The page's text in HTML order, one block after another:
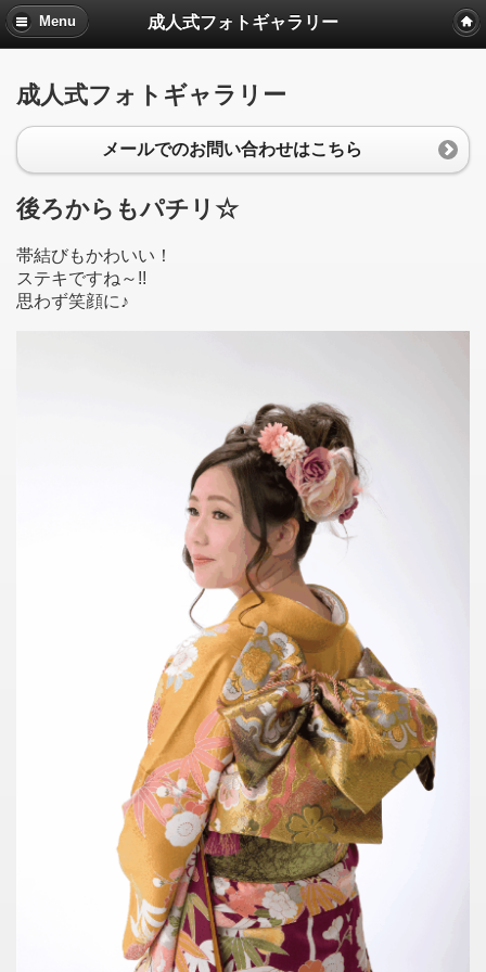
Menu 成人式フォトギャラリー
成人式フォトギャラリー
メールでのお問い合わせはこちら
後ろからもパチリ☆
帯結びもかわいい！
ステキですね～!!
思わず笑顔に♪